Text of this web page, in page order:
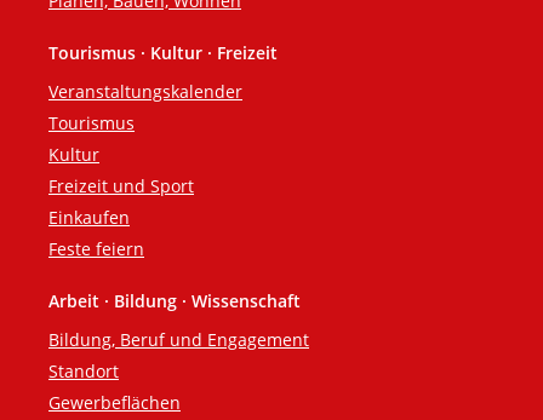
Tourismus · Kultur · Freizeit
Veranstaltungskalender
Tourismus
Kultur
Freizeit und Sport
Einkaufen
Feste feiern
Arbeit · Bildung · Wissenschaft
Bildung, Beruf und Engagement
Standort
Gewerbeflächen